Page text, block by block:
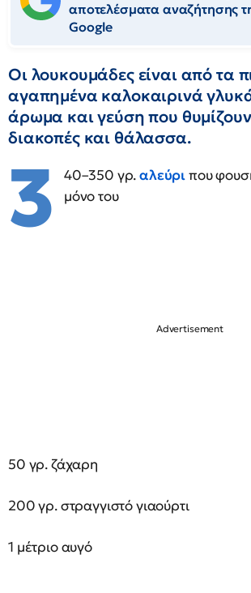
αποτελέσματα αναζήτησης
Google
Οι λουκουμάδες είναι από τα
αγαπημένα καλοκαιρινά
άρωμα και γεύση που θυμίζουν
διακοπές και θάλασσα.
3 40–350 γρ.αλεύριπου
μόνο του
50 γρ. ζάχαρη
200 γρ. στραγγιστό γιαούρτι
1 μέτριο αυγό